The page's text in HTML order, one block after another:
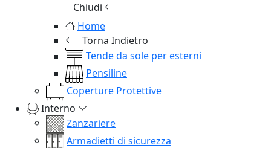
Chiudi
Home
Torna Indietro
Tende da sole per esterni
Pensiline
Coperture Protettive
Interno
Zanzariere
Armadietti di sicurezza